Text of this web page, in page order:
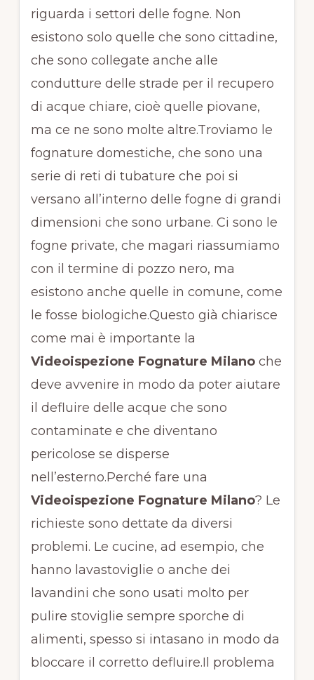
riguarda i settori delle fogne. Non
esistono solo quelle che sono cittadine,
che sono collegate anche alle
condutture delle strade per il recupero
di acque chiare, cioè quelle piovane,
ma ce ne sono molte altre.Troviamo le
fognature domestiche, che sono una
serie di reti di tubature che poi si
versano all’interno delle fogne di grandi
dimensioni che sono urbane. Ci sono le
fogne private, che magari riassumiamo
con il termine di pozzo nero, ma
esistono anche quelle in comune, come
le fosse biologiche.Questo già chiarisce
come mai è importante la
Videoispezione Fognature Milanoche
deve avvenire in modo da poter aiutare
il defluire delle acque che sono
contaminate e che diventano
pericolose se disperse
nell’esterno.Perché fare una
Videoispezione Fognature Milano? Le
richieste sono dettate da diversi
problemi. Le cucine, ad esempio, che
hanno lavastoviglie o anche dei
lavandini che sono usati molto per
pulire stoviglie sempre sporche di
alimenti, spesso si intasano in modo da
bloccare il corretto defluire.Il problema